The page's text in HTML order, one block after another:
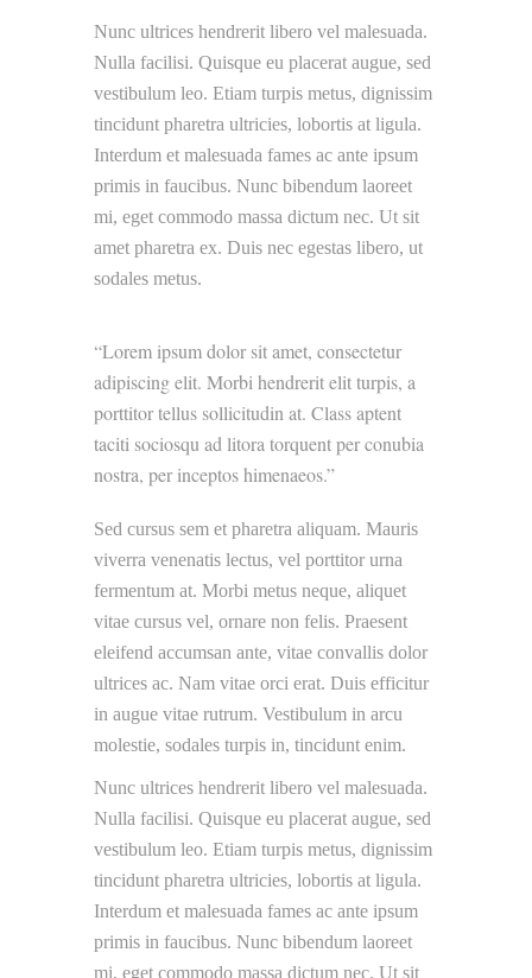
Nunc ultrices hendrerit libero vel malesuada.
Nulla facilisi. Quisque eu placerat augue, sed
vestibulum leo. Etiam turpis metus, dignissim
tincidunt pharetra ultricies, lobortis at ligula.
Interdum et malesuada fames ac ante ipsum
primis in faucibus. Nunc bibendum laoreet
mi, eget commodo massa dictum nec. Ut sit
amet pharetra ex. Duis nec egestas libero, ut
sodales metus.
Lorem ipsum dolor sit amet, consectetur
adipiscing elit. Morbi hendrerit elit turpis, a
porttitor tellus sollicitudin at. Class aptent
taciti sociosqu ad litora torquent per conubia
nostra, per inceptos himenaeos.
Sed cursus sem et pharetra aliquam. Mauris
viverra venenatis lectus, vel porttitor urna
fermentum at. Morbi metus neque, aliquet
vitae cursus vel, ornare non felis. Praesent
eleifend accumsan ante, vitae convallis dolor
ultrices ac. Nam vitae orci erat. Duis efficitur
in augue vitae rutrum. Vestibulum in arcu
molestie, sodales turpis in, tincidunt enim.
Nunc ultrices hendrerit libero vel malesuada.
Nulla facilisi. Quisque eu placerat augue, sed
vestibulum leo. Etiam turpis metus, dignissim
tincidunt pharetra ultricies, lobortis at ligula.
Interdum et malesuada fames ac ante ipsum
primis in faucibus. Nunc bibendum laoreet
mi, eget commodo massa dictum nec. Ut sit